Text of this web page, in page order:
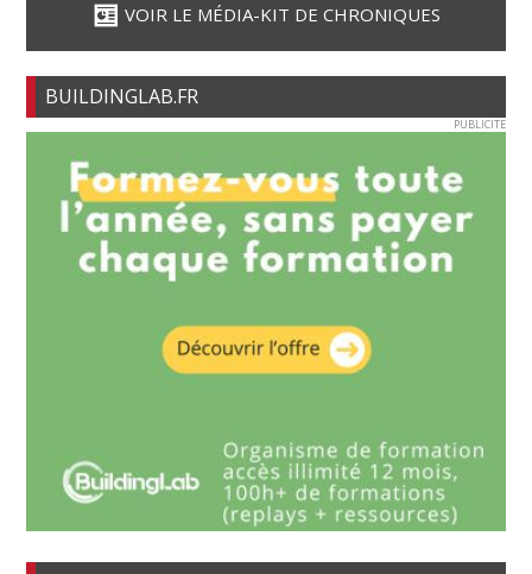
VOIR LE MÉDIA-KIT DE CHRONIQUES
BUILDINGLAB.FR
PUBLICITE